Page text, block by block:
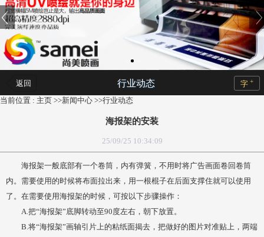
返回 行业动态 字 +
当前位置 : 主页 >>新闻中心 >>行业动态
海报架的安装
25/09/25 10:34:09
海报架一般底部有一个卷筒，内有弹簧，不用时将广告画面卷回卷筒
内。需要使用的时候将布面拉出来，用一根棍子在后面支撑住就可以使用
了。在需要使用海报架的时候，可按以下步骤操作：
A.把“海报架”底脚转动至90度左右，朝下放置。
B.将“海报架”画轴引片上的粘纸面揭去，把做好的图片对准贴上，两端